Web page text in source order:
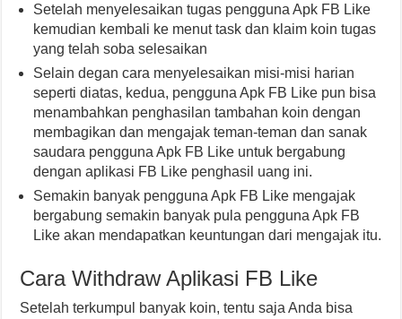
Setelah menyelesaikan tugas pengguna Apk FB Like
kemudian kembali ke menut task dan klaim koin tugas
yang telah soba selesaikan
Selain degan cara menyelesaikan misi-misi harian
seperti diatas, kedua, pengguna Apk FB Like pun bisa
menambahkan penghasilan tambahan koin dengan
membagikan dan mengajak teman-teman dan sanak
saudara pengguna Apk FB Like untuk bergabung
dengan aplikasi FB Like penghasil uang ini.
Semakin banyak pengguna Apk FB Like mengajak
bergabung semakin banyak pula pengguna Apk FB
Like akan mendapatkan keuntungan dari mengajak itu.
Cara Withdraw Aplikasi FB Like
Setelah terkumpul banyak koin, tentu saja Anda bisa